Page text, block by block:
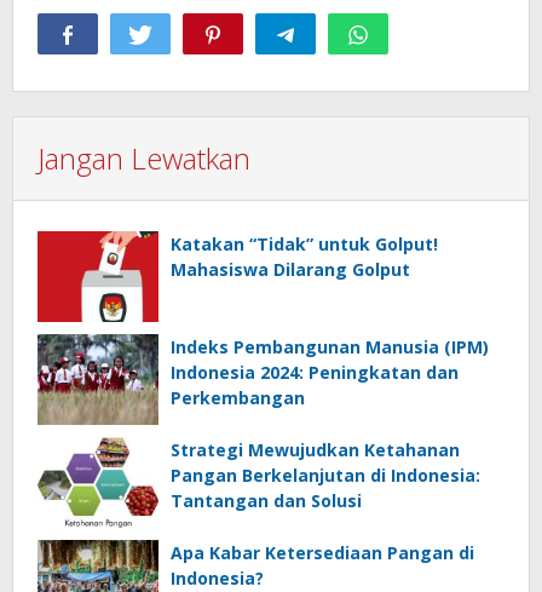
Jangan Lewatkan
Katakan “Tidak” untuk Golput!
Mahasiswa Dilarang Golput
Indeks Pembangunan Manusia (IPM)
Indonesia 2024: Peningkatan dan
Perkembangan
Strategi Mewujudkan Ketahanan
Pangan Berkelanjutan di Indonesia:
Tantangan dan Solusi
Apa Kabar Ketersediaan Pangan di
Indonesia?